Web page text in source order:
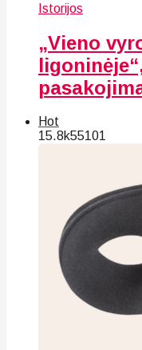
Istorijos
„Vieno
Hot
15.8k55101